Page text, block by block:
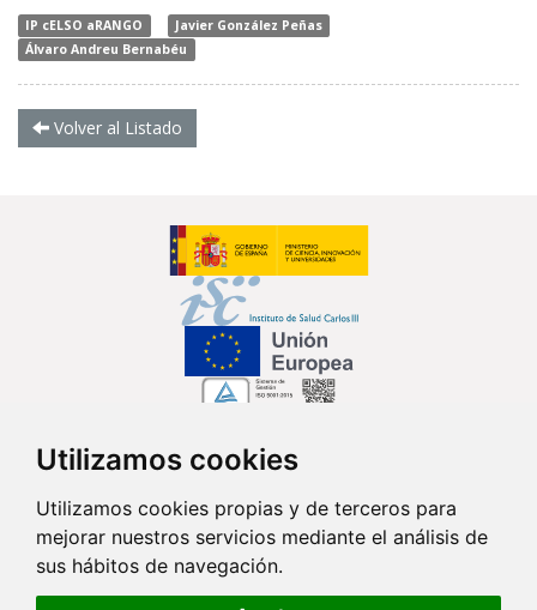
Utilizamos cookies
Utilizamos cookies propias y de terceros para
mejorar nuestros servicios mediante el análisis de
sus hábitos de navegación.
IP cELSO aRANGO
Javier González Peñas
Álvaro Andreu Bernabéu
Volver al Listado
Síguenos en...
Contacto
Av. Monforte de Lemos, 3-5. Pabellón 11. Planta 0 28029 Madrid